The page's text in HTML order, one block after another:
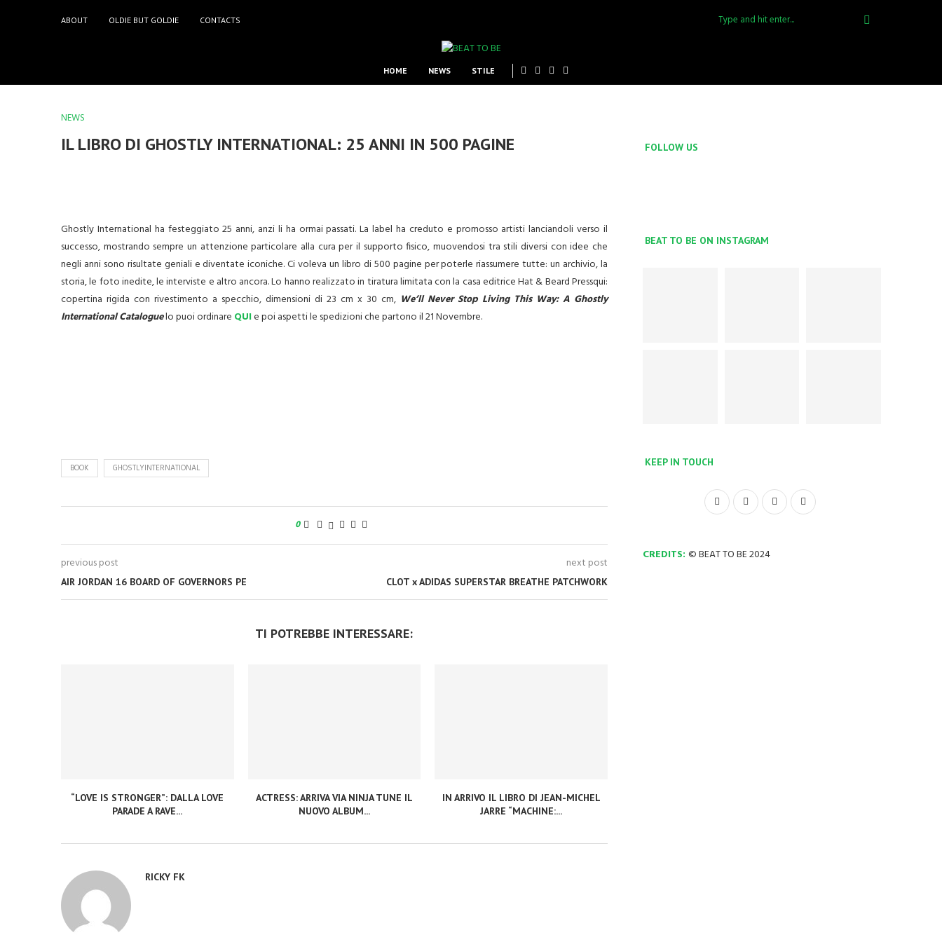
ABOUT OLDIE BUT GOLDIE CONTACTS
HOME NEWS STILE
NEWS
IL LIBRO DI GHOSTLY INTERNATIONAL: 25 ANNI IN 500 PAGINE
Ghostly International ha festeggiato 25 anni, anzi li ha ormai passati. La label ha creduto e promosso artisti lanciandoli verso il
successo, mostrando sempre un attenzione particolare alla cura per il supporto fisico, muovendosi tra stili diversi con idee che
negli anni sono risultate geniali e diventate iconiche. Ci voleva un libro di 500 pagine per poterle riassumeretutte: un archivio, la
storia, le foto inedite, le interviste e altro ancora. Lo hanno realizzato in tiratura limitata con la casa editrice Hat & Beard Pressqui:
copertina rigida con rivestimento a specchio, dimensioni di 23 cm x 30 cm, We’ll Never Stop Living This Way: A Ghostly
International Cataloguelo puoi ordinare QUIe poi aspetti le spedizioni che partono il 21 Novembre.
BOOK GHOSTLYINTERNATIONAL
0
previous post
AIR JORDAN 16 BOARD OF GOVERNORS PE
next post
CLOT x ADIDAS SUPERSTAR BREATHE PATCHWORK
TI POTREBBE INTERESSARE:
“LOVE IS STRONGER”: DALLA LOVE
PARADE A RAVE...
ACTRESS: ARRIVA VIA NINJA TUNE IL
NUOVO ALBUM...
IN ARRIVO IL LIBRO DI JEAN-MICHEL
JARRE “MACHINE:...
RICKY FK
FOLLOW US
BEAT TO BE ON INSTAGRAM
KEEP IN TOUCH
CREDITS: © BEAT TO BE 2024